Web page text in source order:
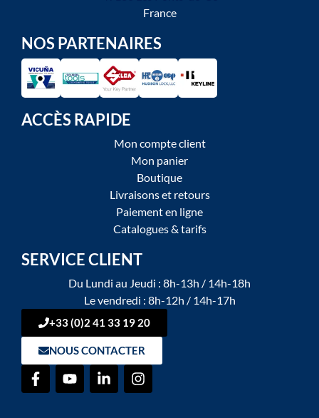
France
NOS PARTENAIRES
ACCÈS RAPIDE
Mon compte client
Mon panier
Boutique
Livraisons et retours
Paiement en ligne
Catalogues & tarifs
SERVICE CLIENT
Du Lundi au Jeudi : 8h-13h / 14h-18h
Le vendredi : 8h-12h / 14h-17h
+33 (0)2 41 33 19 20
NOUS CONTACTER